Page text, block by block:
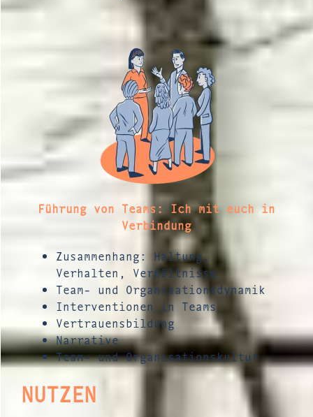
Führung von Teams: Ich mit euch in
Verbindung
Zusammenhang: Haltung,
Verhalten, Verhältnisse
Team- und Organisationsdynamik
Interventionen in Teams
Vertrauensbildung
Narrative
Team- und Organisationskultur
NUTZEN